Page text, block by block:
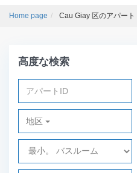
Home page Cau Giay 区のアパート
高度な検索
地区